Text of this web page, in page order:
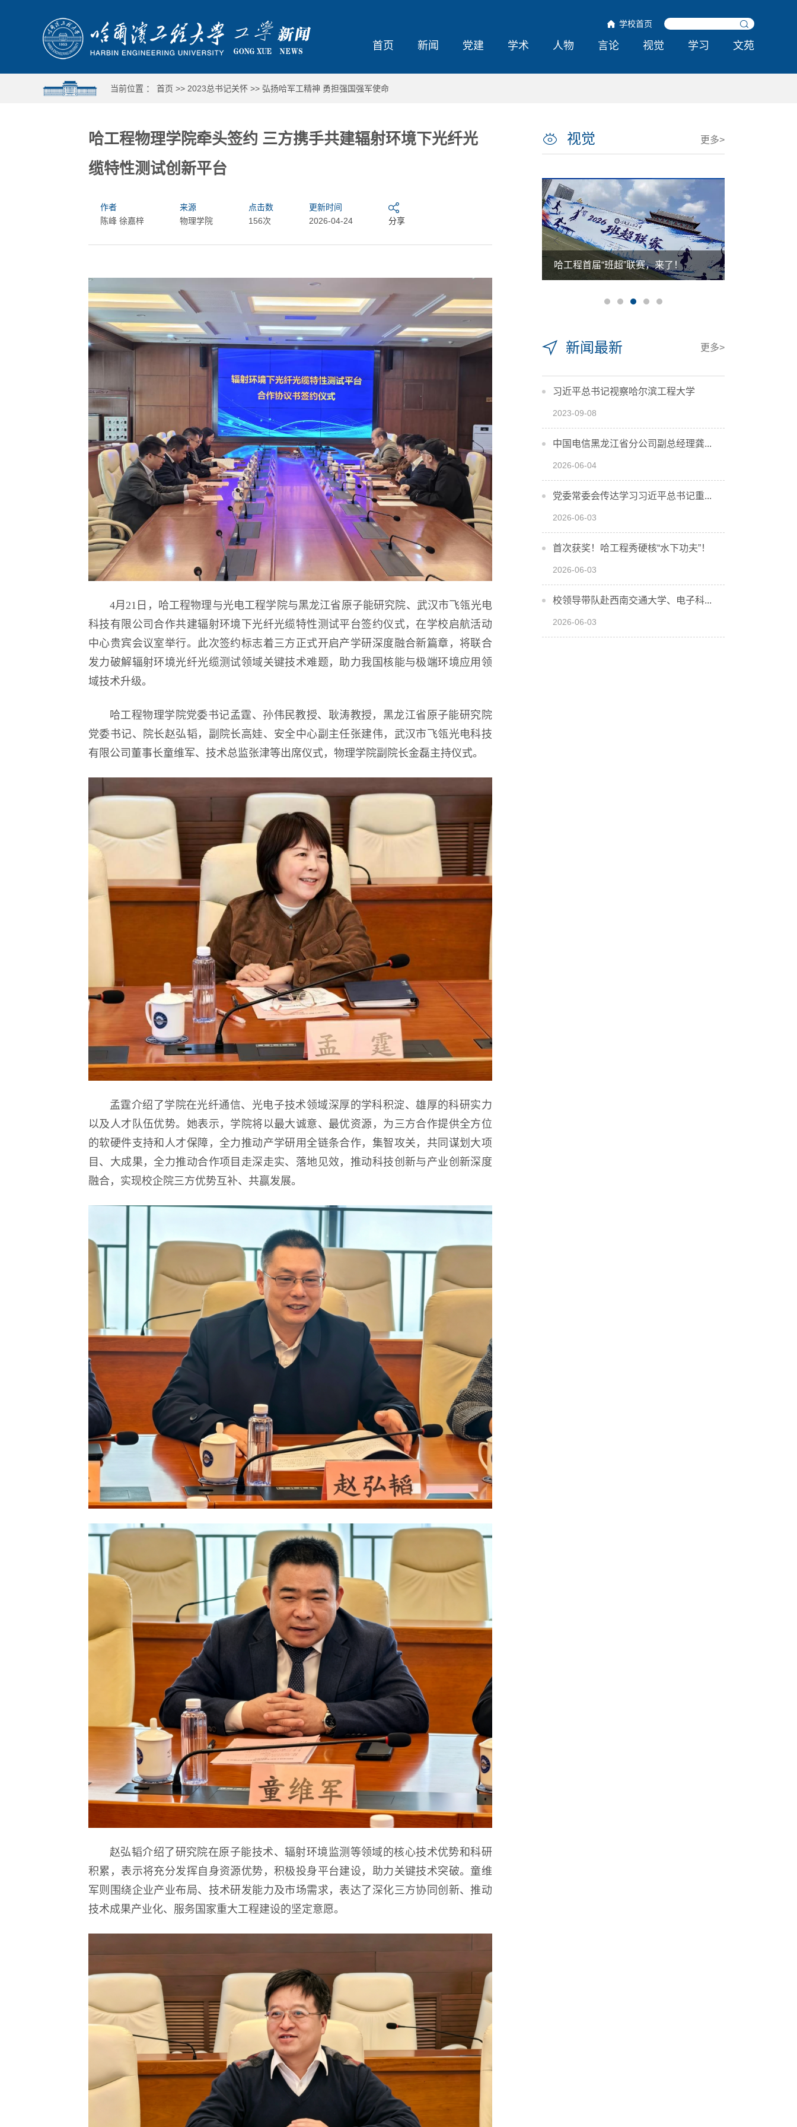
学校首页
首页 新闻 党建 学术 人物 言论 视觉 学习 文苑
当前位置 ： 首页 >> 2023总书记关怀 >> 弘扬哈军工精神 勇担强国强军使命
哈工程物理学院牵头签约 三方携手共建辐射环境下光纤光
缆特性测试创新平台
作者
陈峰 徐嘉梓
来源
物理学院
点击数
156次
更新时间
2026-04-24
分享
4月21日，哈工程物理与光电工程学院与黑龙江省原子能研究院、武汉市飞瓴光电
科技有限公司合作共建辐射环境下光纤光缆特性测试平台签约仪式，在学校启航活动
中心贵宾会议室举行。此次签约标志着三方正式开启产学研深度融合新篇章，将联合
发力破解辐射环境光纤光缆测试领域关键技术难题，助力我国核能与极端环境应用领
域技术升级。
哈工程物理学院党委书记孟霆、孙伟民教授、耿涛教授，黑龙江省原子能研究院
党委书记、院长赵弘韬，副院长高娃、安全中心副主任张建伟，武汉市飞瓴光电科技
有限公司董事长童维军、技术总监张津等出席仪式，物理学院副院长金磊主持仪式。
孟霆介绍了学院在光纤通信、光电子技术领域深厚的学科积淀、雄厚的科研实力
以及人才队伍优势。她表示，学院将以最大诚意、最优资源，为三方合作提供全方位
的软硬件支持和人才保障，全力推动产学研用全链条合作，集智攻关，共同谋划大项
目、大成果，全力推动合作项目走深走实、落地见效，推动科技创新与产业创新深度
融合，实现校企院三方优势互补、共赢发展。
赵弘韬介绍了研究院在原子能技术、辐射环境监测等领域的核心技术优势和科研
积累，表示将充分发挥自身资源优势，积极投身平台建设，助力关键技术突破。童维
军则围绕企业产业布局、技术研发能力及市场需求，表达了深化三方协同创新、推动
技术成果产业化、服务国家重大工程建设的坚定意愿。
视觉 更多>
外国人能搞的，难道中国人不能搞？
新闻最新 更多>
习近平总书记视察哈尔滨工程大学
2023-09-08
中国电信黑龙江省分公司副总经理龚...
2026-06-04
党委常委会传达学习习近平总书记重...
2026-06-03
首次获奖！哈工程秀硬核“水下功夫”！
2026-06-03
校领导带队赴西南交通大学、电子科...
2026-06-03